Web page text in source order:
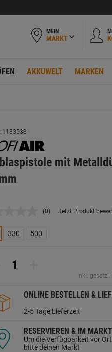
MEIN
MARKT
AKKUWELT MARKEN
1183538
mit
Kein
(0) Jetzt Produkt
330 500
inkl. gesetzl.
ONLINE BESTELLEN &
2-5 Tage Lieferzeit
RESERVIEREN & IM
Um die Verfügbarkeit vor
bitte deinen Markt